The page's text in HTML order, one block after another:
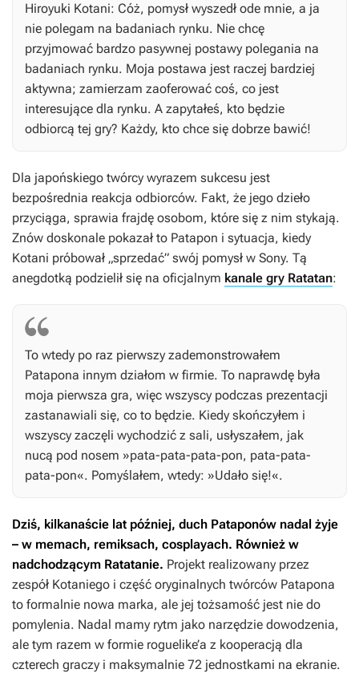
Hiroyuki Kotani: Cóż, pomysł wyszedł ode mnie, a ja
nie polegam na badaniach rynku. Nie chcę
przyjmować bardzo pasywnej postawy polegania na
badaniach rynku. Moja postawa jest raczej bardziej
aktywna; zamierzam zaoferować coś, co jest
interesujące dla rynku. A zapytałeś, kto będzie
odbiorcą tej gry? Każdy, kto chce się dobrze bawić!
Dla japońskiego twórcy wyrazem sukcesu jest
bezpośrednia reakcja odbiorców. Fakt, że jego dzieło
przyciąga, sprawia frajdę osobom, które się z nim stykają.
Znów doskonale pokazał to Patapon i sytuacja, kiedy
Kotani próbował „sprzedać” swój pomysł w Sony. Tą
anegdotką podzielił się na oficjalnym kanale gry Ratatan:
To wtedy po raz pierwszy zademonstrowałem
Patapona innym działom w firmie. To naprawdę była
moja pierwsza gra, więc wszyscy podczas prezentacji
zastanawiali się, co to będzie. Kiedy skończyłem i
wszyscy zaczęli wychodzić z sali, usłyszałem, jak
nucą pod nosem »pata-pata-pata-pon, pata-pata-
pata-pon«. Pomyślałem, wtedy: »Udało się!«.
Dziś, kilkanaście lat później, duch Pataponów nadal żyje
– w memach, remiksach, cosplayach. Również w
nadchodzącym Ratatanie. Projekt realizowany przez
zespół Kotaniego i część oryginalnych twórców Patapona
to formalnie nowa marka, ale jej tożsamość jest nie do
pomylenia. Nadal mamy rytm jako narzędzie dowodzenia,
ale tym razem w formie roguelike’a z kooperacją dla
czterech graczy i maksymalnie 72 jednostkami na ekranie.